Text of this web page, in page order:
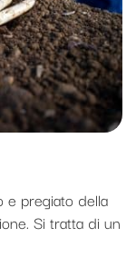
e pregiato della
Si tratta di un